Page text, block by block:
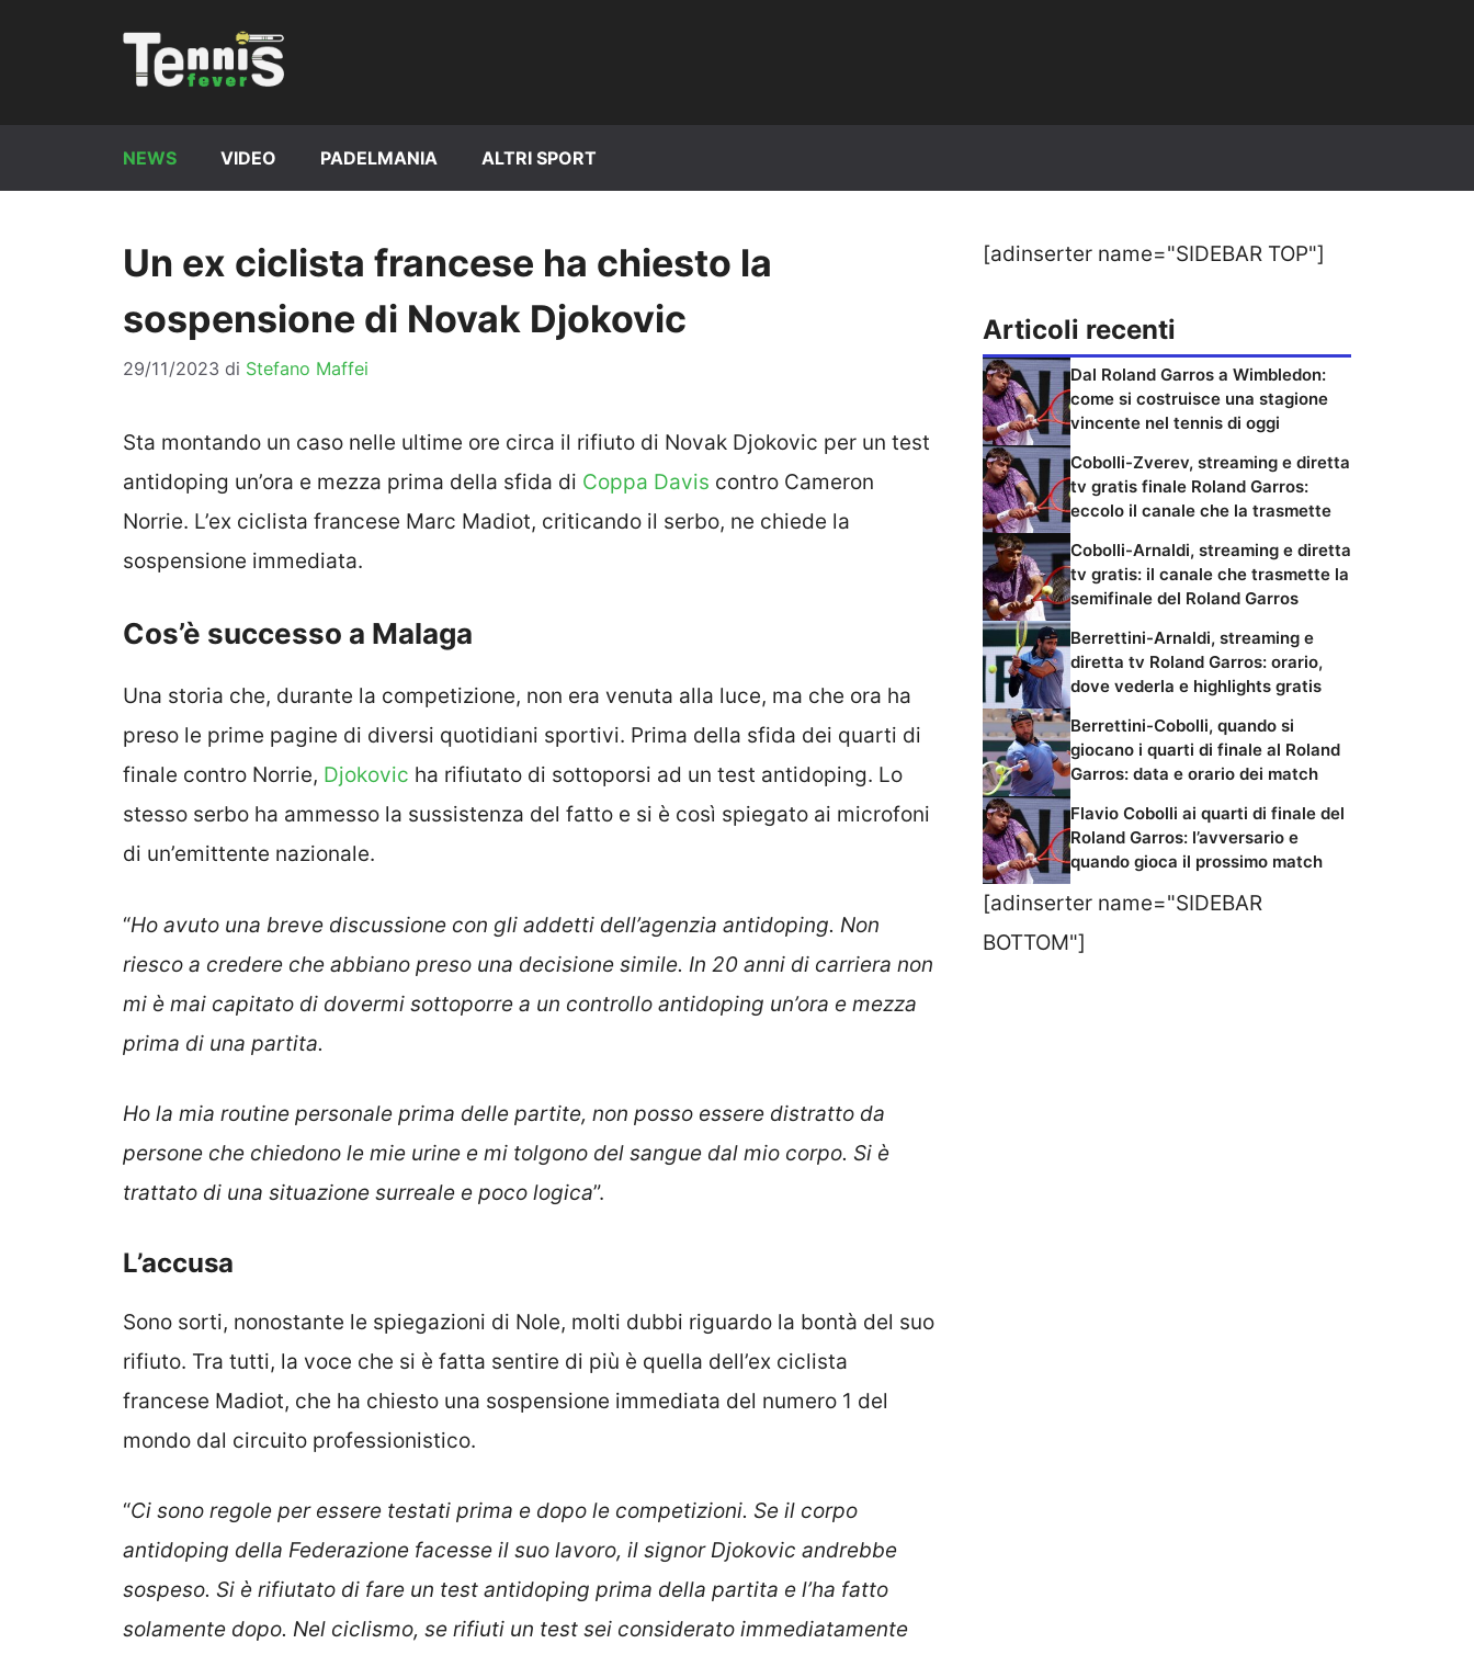
NEWS VIDEO PADELMANIA ALTRI SPORT
Un ex ciclista francese ha chiesto la
sospensione di Novak Djokovic
29/11/2023 di Stefano Maffei
Sta montando un caso nelle ultime ore circa il rifiuto di Novak Djokovic per un test
antidoping un’ora e mezza prima della sfida di Coppa Davis contro Cameron
Norrie. L’ex ciclista francese Marc Madiot, criticando il serbo, ne chiede la
sospensione immediata.
Cos’è successo a Malaga
Una storia che, durante la competizione, non era venuta alla luce, ma che ora ha
preso le prime pagine di diversi quotidiani sportivi. Prima della sfida dei quarti di
finale contro Norrie, Djokovic ha rifiutato di sottoporsi ad un test antidoping. Lo
stesso serbo ha ammesso la sussistenza del fatto e si è così spiegato ai microfoni
di un’emittente nazionale.
“Ho avuto una breve discussione con gli addetti dell’agenzia antidoping. Non
riesco a credere che abbiano preso una decisione simile. In 20 anni di carriera non
mi è mai capitato di dovermi sottoporre a un controllo antidoping un’ora e mezza
prima di una partita.
Ho la mia routine personale prima delle partite, non posso essere distratto da
persone che chiedono le mie urine e mi tolgono del sangue dal mio corpo. Si è
trattato di una situazione surreale e poco logica”.
L’accusa
Sono sorti, nonostante le spiegazioni di Nole, molti dubbi riguardo la bontà del suo
rifiuto. Tra tutti, la voce che si è fatta sentire di più è quella dell’ex ciclista
francese Madiot, che ha chiesto una sospensione immediata del numero 1 del
mondo dal circuito professionistico.
“Ci sono regole per essere testati prima e dopo le competizioni. Se il corpo
antidoping della Federazione facesse il suo lavoro, il signor Djokovic andrebbe
sospeso. Si è rifiutato di fare un test antidoping prima della partita e l’ha fatto
solamente dopo. Nel ciclismo, se rifiuti un test sei considerato immediatamente
[adinserter name="SIDEBAR TOP"]
Articoli recenti
Dal Roland Garros a Wimbledon:
come si costruisce una stagione
vincente nel tennis di oggi
Cobolli-Zverev, streaming e diretta
tv gratis finale Roland Garros:
eccolo il canale che la trasmette
Cobolli-Arnaldi, streaming e diretta
tv gratis: il canale che trasmette la
semifinale del Roland Garros
Berrettini-Arnaldi, streaming e
diretta tv Roland Garros: orario,
dove vederla e highlights gratis
Berrettini-Cobolli, quando si
giocano i quarti di finale al Roland
Garros: data e orario dei match
Flavio Cobolli ai quarti di finale del
Roland Garros: l’avversario e
quando gioca il prossimo match
[adinserter name="SIDEBAR
BOTTOM"]